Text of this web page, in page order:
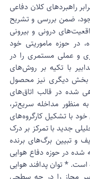
کلان دفاعی
ضمن بررسی و تشریح
درونی و بیرونی
حوزه ماموریتی خود
عملی مستمری را در
با تکیه بر روش‌های
دیگری نیز محصول
در قالب اتاق‌های
مداخله سریع‌تر،
با تشکیل کارگروه‌های
با تمرکز بر درک
تبیین برگ‌های برنده
در حوزه دفاع هوایی
* توان پدافند هوایی